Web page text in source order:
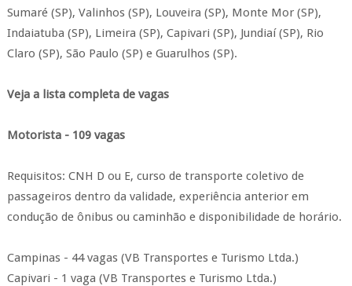
Sumaré (SP), Valinhos (SP), Louveira (SP), Monte Mor (SP),
Indaiatuba (SP), Limeira (SP), Capivari (SP), Jundiaí (SP), Rio
Claro (SP), São Paulo (SP) e Guarulhos (SP).
Veja a lista completa de vagas
Motorista - 109 vagas
Requisitos: CNH D ou E, curso de transporte coletivo de
passageiros dentro da validade, experiência anterior em
condução de ônibus ou caminhão e disponibilidade de horário.
Campinas - 44 vagas (VB Transportes e Turismo Ltda.)
Capivari - 1 vaga (VB Transportes e Turismo Ltda.)